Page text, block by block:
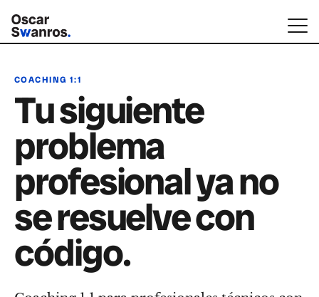
COACHING 1:1
Tu siguiente
problema
profesional ya no
se resuelve con
código.